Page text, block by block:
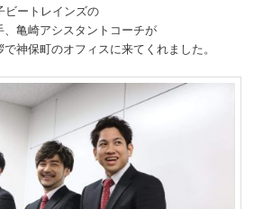
ビートレインズの
亀崎アシスタントコーチが
神保町のオフィスに来てくれました。